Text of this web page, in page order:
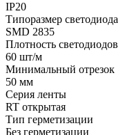
IP20
Типоразмер светодиода
SMD 2835
Плотность светодиодов
60 шт/м
Минимальный отрезок
50 мм
Серия ленты
RT открытая
Тип герметизации
Без герметизации